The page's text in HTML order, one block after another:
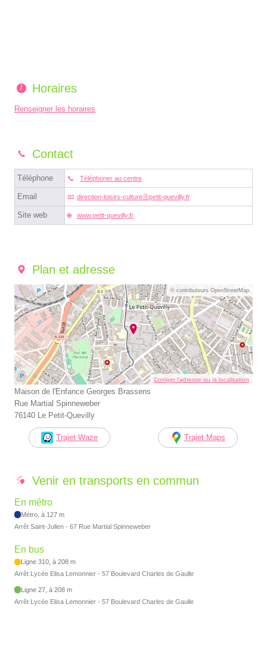
Horaires
Renseigner les horaires
Contact
Téléphone Téléphoner au centre
Email direction-loisirs-cultureⓐpetit-quevilly.fr
Site web www.petit-quevilly.fr
Plan et adresse
© contributeurs OpenStreetMap
Corriger l’adresse ou la localisation
Maison de l'Enfance Georges Brassens
Rue Martial Spinneweber
76140 Le Petit-Quevilly
Trajet Waze Trajet Maps
Venir en transports en commun
En métro
Métro, à 127 m
Arrêt Saint-Julien - 67 Rue Martial Spinneweber
En bus
Ligne 310, à 208 m
Arrêt Lycée Elisa Lemonnier - 57 Boulevard Charles de Gaulle
Ligne 27, à 208 m
Arrêt Lycée Elisa Lemonnier - 57 Boulevard Charles de Gaulle